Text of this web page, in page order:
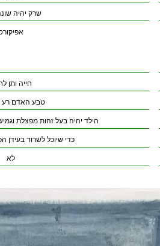
שרק יהיה
חייה ותן
טבע האדם רע
הילד יהיה בעל זהות מפצלת
כדי שיוכל לשרוד בעידן
לא